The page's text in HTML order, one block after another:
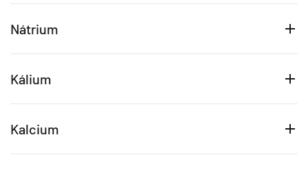
Nátrium
Kálium
Kalcium